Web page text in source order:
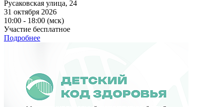
Русаковская улица, 24
31 октября 2026
10:00 - 18:00 (мск)
Участие бесплатное
Подробнее